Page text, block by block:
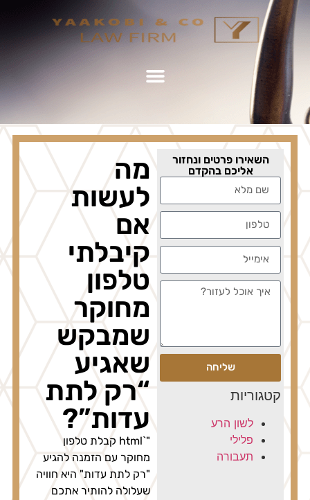
השאירו פרטים ונחזור
אליכם בהקדם
לשון הרע
פלילי
תעבורה
מה
לעשות
אם
קיבלתי
טלפון
מחוקר
שמבקש
שאגיע
“רק לתת
עדות”?
"`html קבלת טלפון
מחוקר עם הזמנה להגיע
"רק לתת עדות" היא חוויה
שעלולה להותיר אתכם